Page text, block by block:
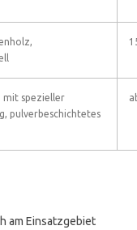
mit spezieller
pulverbeschichtetes
am Einsatzgebiet